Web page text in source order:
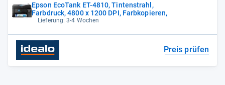
Epson EcoTank ET-4810, Tintenstrahl,
Farbdruck, 4800 x 1200 DPI, Farbkopieren,
Lieferung: 3-4 Wochen
Preis prüfen